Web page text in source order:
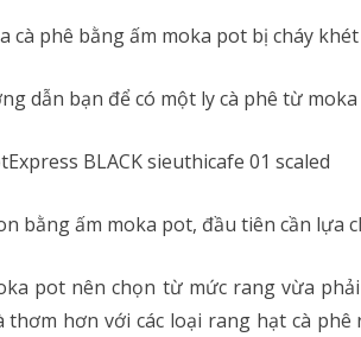
cà phê bằng ấm moka pot bị cháy
dẫn bạn để có một ly cà phê từ
bằng ấm moka pot, đầu tiên cần lựa
pot nên chọn từ mức rang vừa
thơm hơn với các loại rang hạt cà